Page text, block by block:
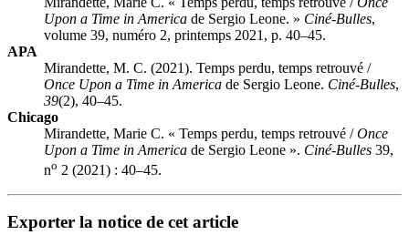
Upon a Time in America de Sergio Leone. » Ciné-Bulles,
volume 39, numéro 2, printemps 2021, p. 40–45.
APA
Mirandette, M. C. (2021). Temps perdu, temps retrouvé /
Once Upon a Time in America de Sergio Leone. Ciné-Bulles,
39(2), 40–45.
Chicago
Mirandette, Marie C. « Temps perdu, temps retrouvé /Once
Upon a Time in America de Sergio Leone ». Ciné-Bulles 39,
no 2 (2021) : 40–45.
Exporter la notice de cet article